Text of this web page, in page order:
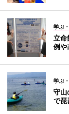
学ぶ
立
例や
学ぶ
守
で琵